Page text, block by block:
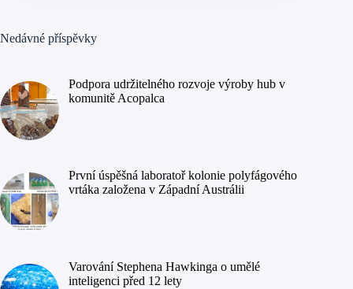
Nedávné příspěvky
Podpora udržitelného rozvoje výroby hub v
komunitě Acopalca
První úspěšná laboratoř kolonie polyfágového
vrtáka založena v Západní Austrálii
Varování Stephena Hawkinga o umělé
inteligenci před 12 lety